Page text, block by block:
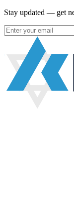
Stay updated — get